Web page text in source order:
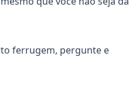
ferrugem, pergunte e